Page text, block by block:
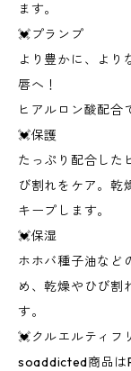
ます。
💓プランプ
より豊かに、より
唇へ！
ヒアルロン酸配合
💓保護
たっぷり配合した
び割れをケア。乾
キープします。
💓保湿
ホホバ種子油など
め、乾燥やひび割
す。
💓クルエルティフ
soaddicted商品は